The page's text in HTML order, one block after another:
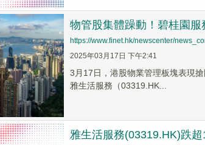
物管股集體躁動！碧桂園
https://www.finet.hk/newscenter/
2025年03月17日 下午2:41
3月17日，港股物業管理板塊表現
雅生活服務（03319.HK...
雅生活服務(03319.HK)跌